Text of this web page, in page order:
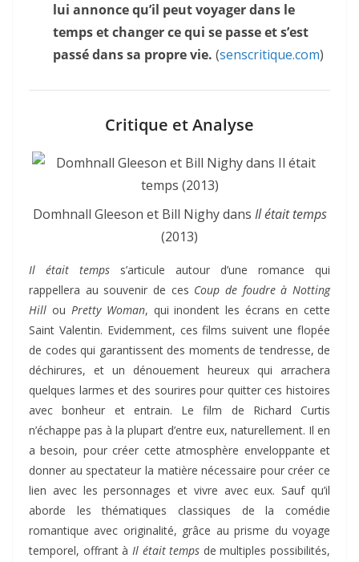
lui annonce qu’il peut voyager dans le
temps et changer ce qui se passe et s’est
passé dans sa propre vie. (senscritique.com)
Critique et Analyse
Domhnall Gleeson et Bill Nighy dans Il était temps
(2013)
Il était temps s’articule autour d’une romance qui
rappellera au souvenir de ces Coup de foudre à Notting
Hill ou Pretty Woman, qui inondent les écrans en cette
Saint Valentin. Evidemment, ces films suivent une flopée
de codes qui garantissent des moments de tendresse, de
déchirures, et un dénouement heureux qui arrachera
quelques larmes et des sourires pour quitter ces histoires
avec bonheur et entrain. Le film de Richard Curtis
n’échappe pas à la plupart d’entre eux, naturellement. Il en
a besoin, pour créer cette atmosphère enveloppante et
donner au spectateur la matière nécessaire pour créer ce
lien avec les personnages et vivre avec eux. Sauf qu’il
aborde les thématiques classiques de la comédie
romantique avec originalité, grâce au prisme du voyage
temporel, offrant à Il était temps de multiples possibilités,